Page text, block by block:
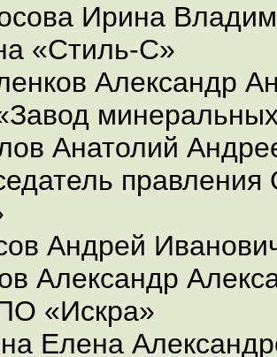
Ирина
«Стиль-С»
Александр
Анатолий
Андрей
Александр
«Искра»
Елена